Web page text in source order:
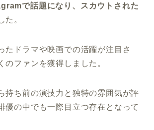
で話題になり、スカウトされた
た。
たドラマや映画での活躍が注目さ
のファンを獲得しました。
持ち前の演技力と独特の雰囲気が評
優の中でも一際目立つ存在となって